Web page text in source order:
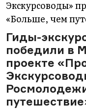
Гиды-
победили в
проекте